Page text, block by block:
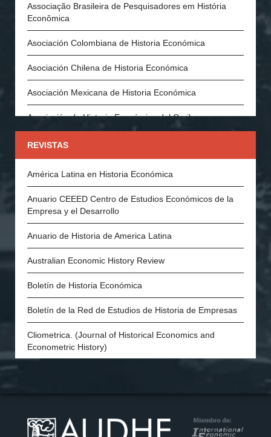
Associação Brasileira de Pesquisadores em História
Econômica
Asociación Colombiana de Historia Económica
Asociación Chilena de Historia Económica
Asociación Mexicana de Historia Económica
Asociación de Historia Económica del Caribe
Asociación Española de Historia Económica
History of Economics Society
The Swedish Economic History Association
The Economic History Society of Australia and New
REVISTAS
América Latina en Historia Económica
Anuario CEEED Centro de Estudios Económicos de la
Empresa y el Desarrollo
Anuario de Historia de America Latina
Australian Economic History Review
Boletín de Historia Económica
Boletín de la Red de Estudios de Historia de Empresas
Cliometrica. (Journal of Historical Economics and
Econometric History)
European Review of Economic History